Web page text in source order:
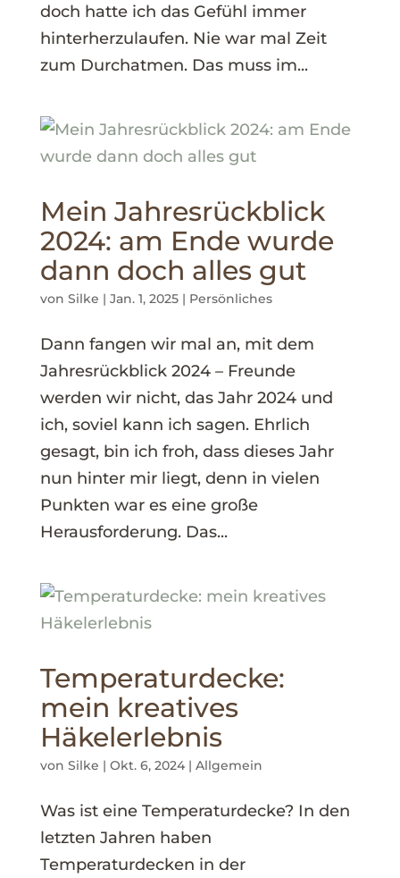
doch hatte ich das Gefühl immer
hinterherzulaufen. Nie war mal Zeit
zum Durchatmen. Das muss im...
Mein Jahresrückblick
2024: am Ende wurde
dann doch alles gut
von Silke | Jan. 1, 2025| Persönliches
Dann fangen wir mal an, mit dem
Jahresrückblick 2024 – Freunde
werden wir nicht, das Jahr 2024 und
ich, soviel kann ich sagen. Ehrlich
gesagt, bin ich froh, dass dieses Jahr
nun hinter mir liegt, denn in vielen
Punkten war es eine große
Herausforderung. Das...
Temperaturdecke:
mein kreatives
Häkelerlebnis
von Silke | Okt. 6, 2024| Allgemein
Was ist eine Temperaturdecke? In den
letzten Jahren haben
Temperaturdecken in der